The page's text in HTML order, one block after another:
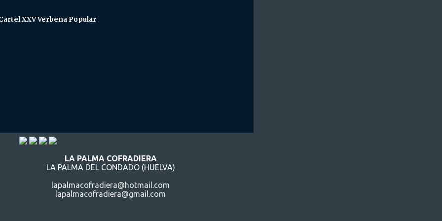
XXV Verbena Popular
LA PALMA COFRADIERA
LA PALMA DEL CONDADO (HUELVA)
lapalmacofradiera@hotmail.com
lapalmacofradiera@gmail.com